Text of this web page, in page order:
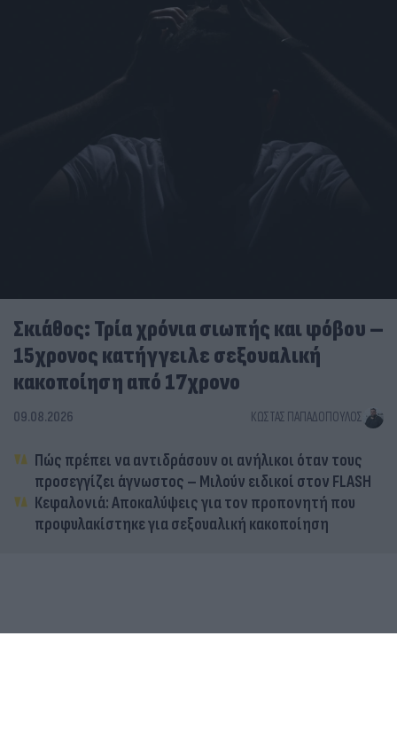
Σκιάθος: Τρία χρόνια σιωπής και φόβου –
15χρονος κατήγγειλε σεξουαλική
κακοποίηση από 17χρονο
09.08.2026 ΚΏΣΤΑΣ ΠΑΠΑΔΌΠΟΥΛΟΣ
Πώς πρέπει να αντιδράσουν οι ανήλικοι όταν τους
προσεγγίζει άγνωστος – Μιλούν ειδικοί στον FLASH
Κεφαλονιά: Αποκαλύψεις για τον προπονητή που
προφυλακίστηκε για σεξουαλική κακοποίηση